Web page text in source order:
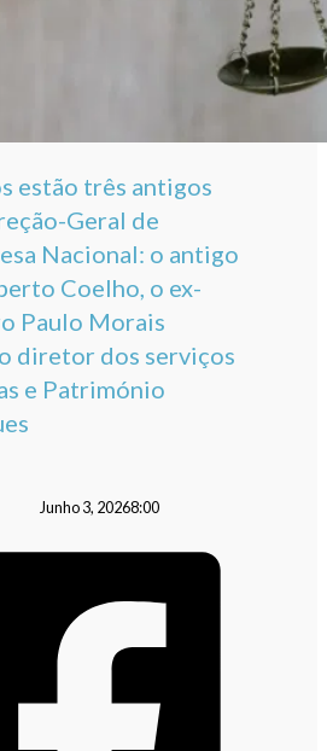
estão três antigos
Geral de
Nacional: o antigo
Coelho, o ex-
Paulo Morais
diretor dos serviços
e Património
Junho 3, 20268:00